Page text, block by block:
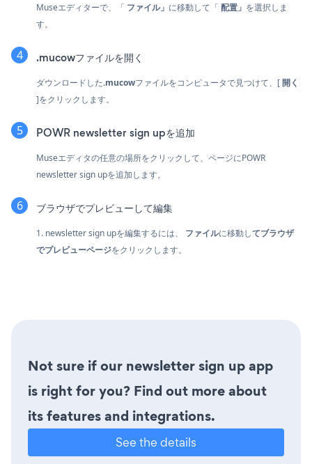
Museエディターで、「 ファイル」 に移動して「 配置」 を選択しま
す。
.mucowファイルを開く
ダウンロードした.mucowファイルをコンピュータで見つけて、[開く
]をクリックします。
POWR newsletter sign upを追加
Museエディタの任意の場所をクリックして、ページにPOWR
newsletter sign upを追加します。
ブラウザでプレビューして編集
1. newsletter sign upを編集するには、 ファイルに移動してブラウザ
でプレビューページをクリックします。
Not sure if our newsletter sign up app
is right for you? Find out more about
its features and integrations.
See the details